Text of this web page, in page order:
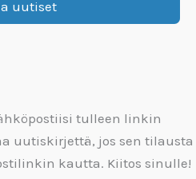
tulleen linkin
uutiskirjettä, jos sen tilausta
kautta. Kiitos sinulle!